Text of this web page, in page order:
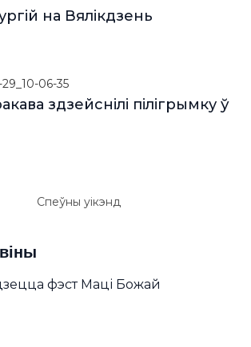
на Вялікдзень
здзейснілі пілігрымку ў
фэст Маці Божай